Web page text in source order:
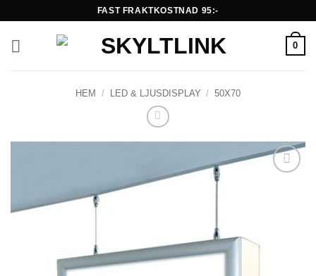
content
FAST FRAKTKOSTNAD 95:-
0
HEM / LED & LJUSDISPLAY / 50X70